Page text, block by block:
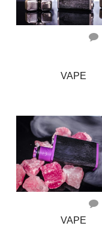
VAPE
VAPE